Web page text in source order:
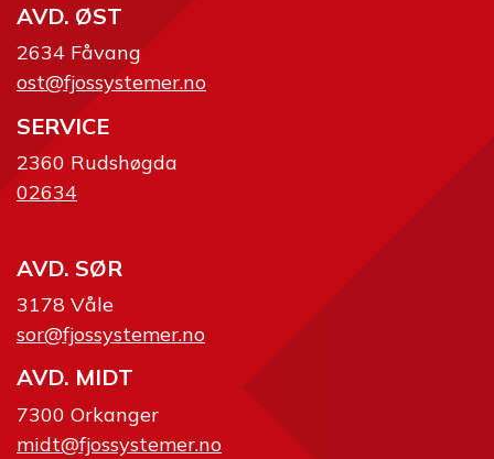
AVD. ØST
2634 Fåvang
ost@fjossystemer.no
SERVICE
2360 Rudshøgda
02634
AVD. SØR
3178 Våle
sor@fjossystemer.no
AVD. MIDT
7300 Orkanger
midt@fjossystemer.no